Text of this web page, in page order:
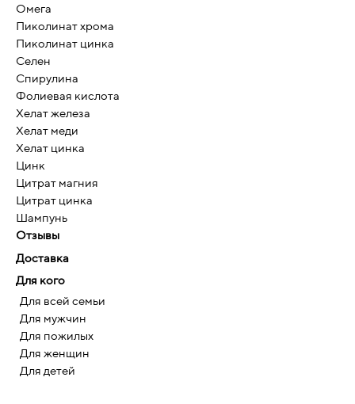
Омега
Пиколинат хрома
Пиколинат цинка
Селен
Спирулина
Фолиевая кислота
Хелат железа
Хелат меди
Хелат цинка
Цинк
Цитрат магния
Цитрат цинка
Шампунь
Отзывы
Доставка
Для кого
Для всей семьи
Для мужчин
Для пожилых
Для женщин
Для детей